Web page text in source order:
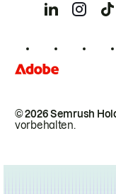
© 2026 Semrush
vorbehalten.